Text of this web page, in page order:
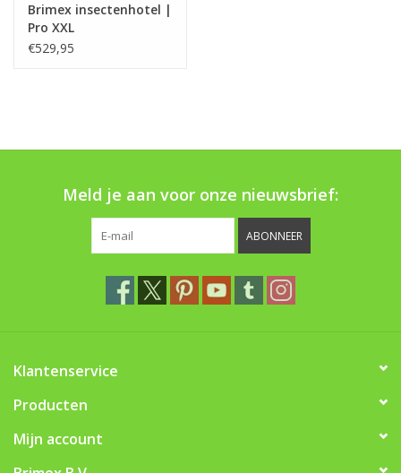
Nestkasten
Brimex insectenhotel |
Pro XXL
€529,95
Meld je aan voor onze nieuwsbrief:
ABONNEER
Klantenservice
Producten
Mijn account